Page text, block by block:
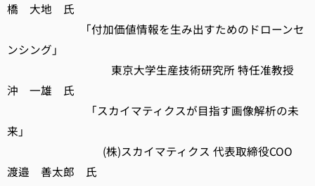
橋 大地 氏
「付加価値情報を生み出すためのドローンセ
ンシング」
東京大学生産技術研究所 特任准教授
沖 一雄 氏
「スカイマティクスが目指す画像解析の未
来」
(株)スカイマティクス 代表取締役COO
渡邉 善太郎 氏